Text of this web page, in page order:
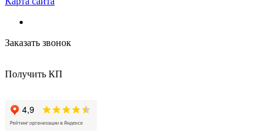
Заказать звонок
Получить КП